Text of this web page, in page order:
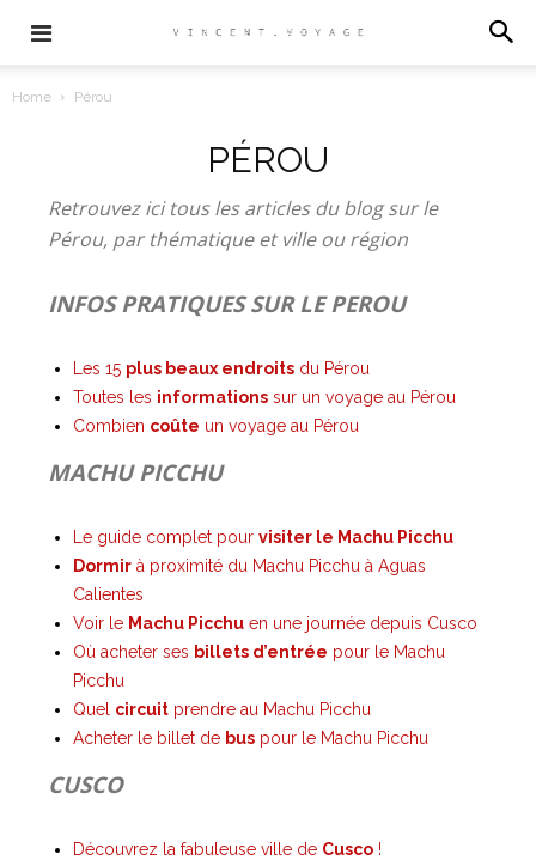
Home Pérou
PÉROU
Retrouvez ici tous les articles du blog sur le
Pérou, par thématique et ville ou région
INFOS PRATIQUES SUR LE PEROU
Les 15 plus beaux endroits du Pérou
Toutes les informations sur un voyage au Pérou
Combien coûte un voyage au Pérou
MACHU PICCHU
Le guide complet pour visiter le Machu Picchu
Dormir à proximité du Machu Picchu à Aguas
Calientes
Voir le Machu Picchu en une journée depuis Cusco
Où acheter ses billets d’entrée pour le Machu
Picchu
Quel circuit prendre au Machu Picchu
Acheter le billet de bus pour le Machu Picchu
CUSCO
Découvrez la fabuleuse ville de Cusco !